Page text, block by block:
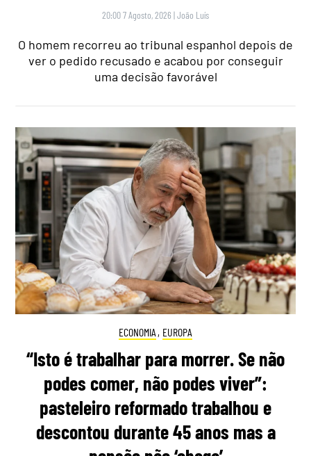
20:00 7 Agosto, 2026 |João Luís
O homem recorreu ao tribunal espanhol depois de
ver o pedido recusado e acabou por conseguir
uma decisão favorável
ECONOMIA , EUROPA
“Isto é trabalhar para morrer. Se não
podes comer, não podes viver”:
pasteleiro reformado trabalhou e
descontou durante 45 anos mas a